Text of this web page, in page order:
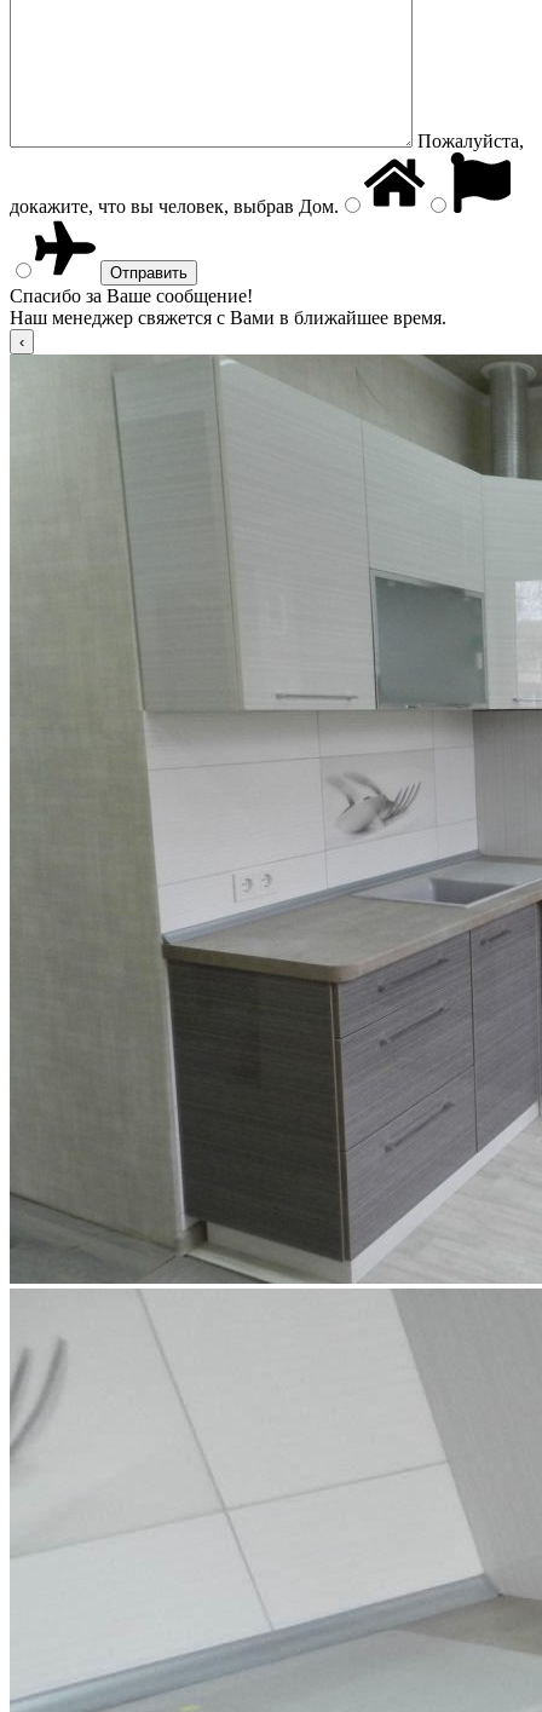
Пожалуйста,
докажите, что вы человек, выбрав Дом.
Спасибо за Ваше сообщение!
Наш менеджер свяжется с Вами в ближайшее время.